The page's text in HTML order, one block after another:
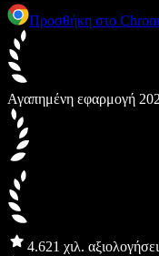
Προσθήκη στο
Αγαπημένη εφαρμογή
4.621 χιλ.